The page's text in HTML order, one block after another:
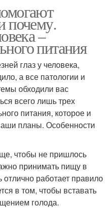
почему.
–
питания
глаз у человека,
а все патологии и
обходили вас
всего лишь трех
питания, которое и
планы. Особенности
чтобы не пришлось
принимать пищу в
работает правило
в том, чтобы вставать
голода.